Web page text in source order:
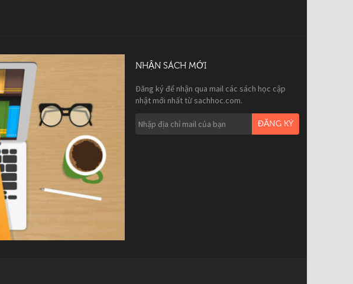
NHẬN SÁCH MỚI
Đăng ký để nhận qua mail các sách học cập
nhật mới nhất từ sachhoc.com.
ĐĂNG KÝ